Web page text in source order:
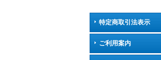
特定商取引法表示
ご利用案内